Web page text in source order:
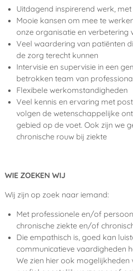
Uitdagend inspirerend werk,
Mooie kansen om mee te
onze organisatie en verbetering
Veel waardering van patiënten
de zorg terecht kunnen
Intervisie en supervisie in een
betrokken team van
Flexibele werkomstandigheden
Veel kennis en ervaring met
volgen de wetenschappelijke
gebied op de voet. Ook zijn we
chronische rouw bij ziekte
WIE ZOEKEN WIJ
Wij zijn op zoek naar iemand:
Met professionele en/of
chronische ziekte en/of
Die empathisch is, goed kan
communicatieve vaardigheden
We zien hier ook